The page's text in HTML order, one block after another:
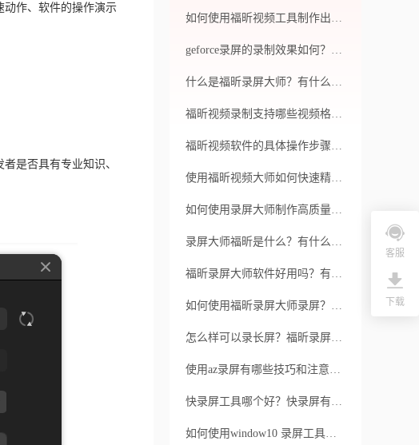
动作、软件的操作演示
是否具有专业知识、
如何使用福昕视频工具制作出令人惊叹的视频呢？如何利用福昕视频工具的各种功能来提高视频质量呢？
geforce录屏的录制效果如何？它的操作难度大吗？
什么是福昕录屏大师？有什么特色呢？
福昕视频录制支持哪些视频格式？录制过程中是否会有卡顿问题？
福昕视频软件的具体操作步骤是怎样的？它支持哪些视频格式？
使用福昕视频大师如何快速精准地剪辑视频？如何压缩视频大小而不影响画质？
如何使用录屏大师制作高质量的教学视频？录屏大师有哪些常见的使用问题需要注意？
录屏大师福昕是什么？有什么特色呢？
福昕录屏大师软件好用吗？有何亮点呢？
如何使用福昕录屏大师录屏？其有哪些优势？
怎么样可以录长屏？福昕录屏大师的优点有哪些？
使用az录屏有哪些技巧和注意事项呢？az录屏的录制效果如何呢？
快录屏工具哪个好？快录屏有哪些优点？
如何使用window10 录屏工具？使用window录屏 10有哪些方法和技巧？？
客服
下载